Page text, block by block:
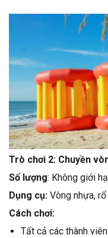
Trò chơi 2: Chuyền
Số lượng: Không giới
Dụng cụ: Vòng nhựa, rổ
Cách chơi:
Tất cả các thành